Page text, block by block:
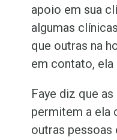
apoio em sua
algumas
que outras na
em contato, ela
Faye diz que
permitem a ela
outras pessoas